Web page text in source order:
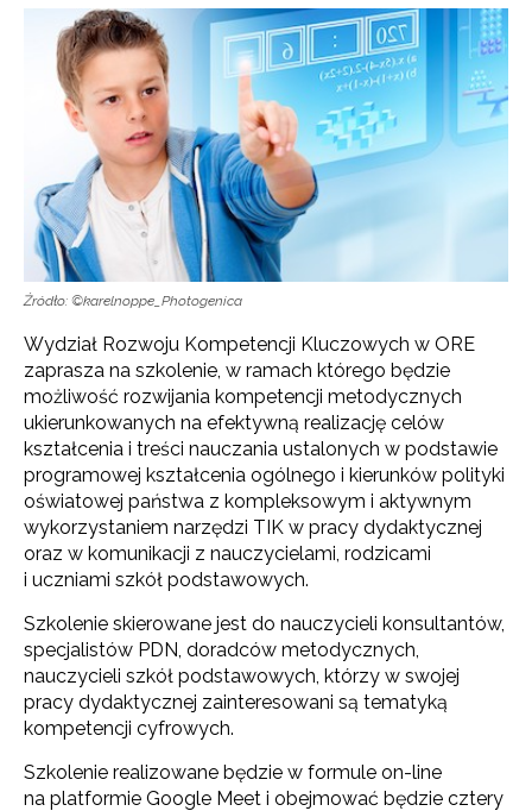
Źródło: ©karelnoppe_Photogenica
Wydział Rozwoju Kompetencji Kluczowych w ORE
zaprasza na szkolenie, w ramach którego będzie
możliwość rozwijania kompetencji metodycznych
ukierunkowanych na efektywną realizację celów
kształcenia i treści nauczania ustalonych w podstawie
programowej kształcenia ogólnego i kierunków polityki
oświatowej państwa z kompleksowym i aktywnym
wykorzystaniem narzędzi TIK w pracy dydaktycznej
oraz w komunikacji z nauczycielami, rodzicami
i uczniami szkół podstawowych.
Szkolenie skierowane jest do nauczycieli konsultantów,
specjalistów PDN, doradców metodycznych,
nauczycieli szkół podstawowych, którzy w swojej
pracy dydaktycznej zainteresowani są tematyką
kompetencji cyfrowych.
Szkolenie realizowane będzie w formule on-line
na platformie Google Meet i obejmować będzie cztery